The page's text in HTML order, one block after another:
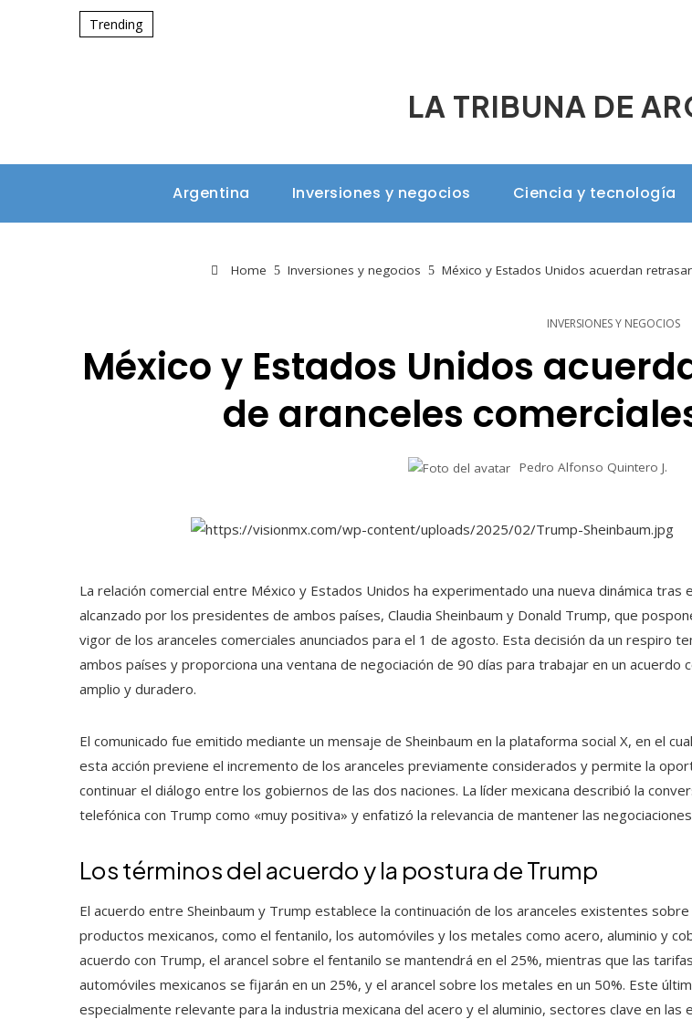
Trending
LA TRIBUNA DE
Argentina Inversiones y negocios Ciencia y tecnología
Home Inversiones y negocios México y Estados Unidos acuerdan
INVERSIONES Y NEGOCIOS
México y Estados Unidos
de aranceles
Pedro Alfonso Quintero J.
La relación comercial entre México y Estados Unidos ha experimentado una nueva dinámica tras
alcanzado por los presidentes de ambos países, Claudia Sheinbaum y Donald Trump, que
vigor de los aranceles comerciales anunciados para el 1 de agosto. Esta decisión da un respiro
ambos países y proporciona una ventana de negociación de 90 días para trabajar en un acuerdo
amplio y duradero.
El comunicado fue emitido mediante un mensaje de Sheinbaum en la plataforma social X, en el
esta acción previene el incremento de los aranceles previamente considerados y permite la
continuar el diálogo entre los gobiernos de las dos naciones. La líder mexicana describió la
telefónica con Trump como «muy positiva» y enfatizó la relevancia de mantener las
Los términos del acuerdo y la postura de Trump
El acuerdo entre Sheinbaum y Trump establece la continuación de los aranceles existentes
productos mexicanos, como el fentanilo, los automóviles y los metales como acero, aluminio y
acuerdo con Trump, el arancel sobre el fentanilo se mantendrá en el 25%, mientras que las
automóviles mexicanos se fijarán en un 25%, y el arancel sobre los metales en un 50%. Este
especialmente relevante para la industria mexicana del acero y el aluminio, sectores clave en las